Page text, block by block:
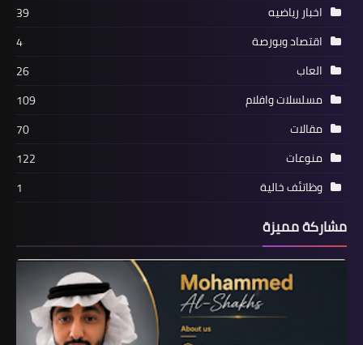
أخبار
أناردس(انارديز)Anardes مشروع أطلقته
الأكاديمية العربية الكندية ACA
اخبار رياضيه
لماذا يُحب الجماهير ميسي ويخافون من
اخبار رياضيه
39
اقتصاد وبورصة
4
العاب
26
مسلسلات وافلام
109
مقالات
70
منوعات
122
وظاتئف خالية
1
مشاركة مميزة